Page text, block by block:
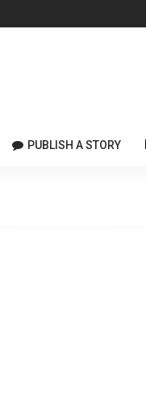
PUBLISH A STORY